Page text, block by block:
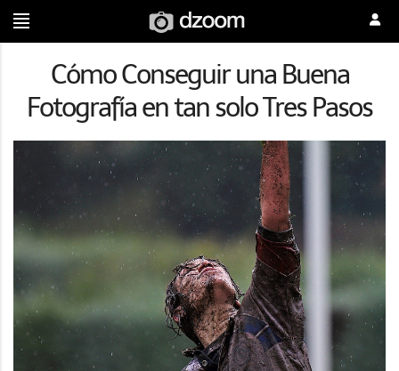
Cómo Conseguir una Buena
Fotografía en tan solo Tres Pasos